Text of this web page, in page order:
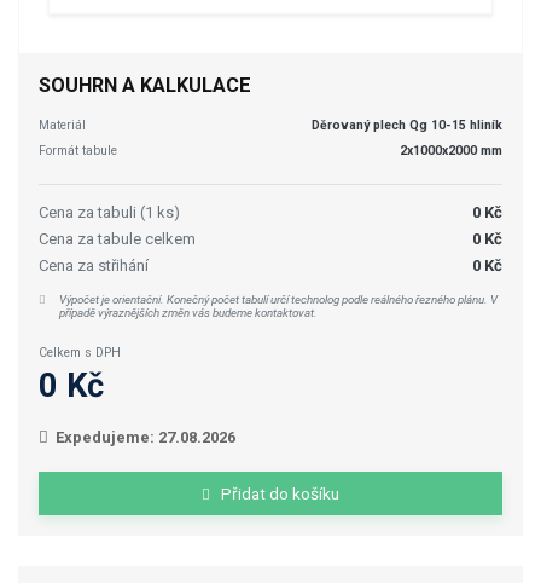
SOUHRN A KALKULACE
Materiál
Děrovaný plech Qg 10-15 hliník
Formát tabule
2x1000x2000 mm
Cena za tabuli (1 ks)
0 Kč
Cena za tabule celkem
0 Kč
Cena za střihání
0 Kč
Výpočet je orientační. Konečný počet tabulí určí technolog podle reálného řezného plánu. V
případě výraznějších změn vás budeme kontaktovat.
Celkem s DPH
0 Kč
Expedujeme: 27.08.2026
Přidat do košíku